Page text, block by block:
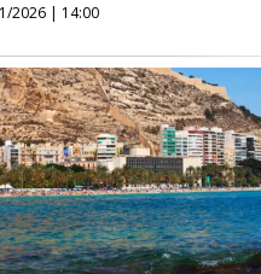
2026 | 14:00